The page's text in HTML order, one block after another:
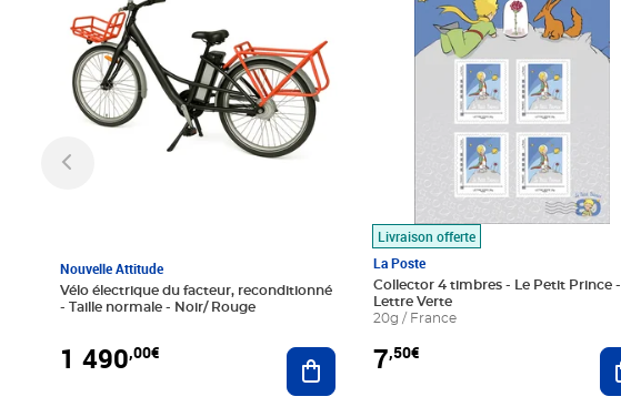
Nouvelle Attitude
Vélo électrique du facteur, reconditionné
- Taille normale - Noir/ Rouge
1 490,00€ Ajouter au panier
Livraison offerte
La Poste
Collector 4 timbres - Le Petit Prince -
Lettre Verte
20g / France
7,50€